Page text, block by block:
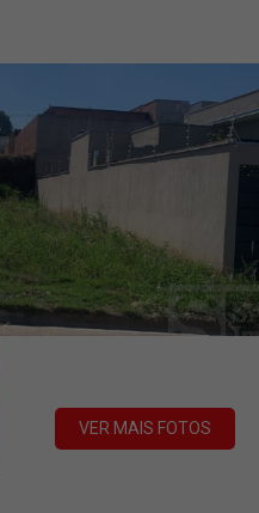
VER MAIS FOTOS